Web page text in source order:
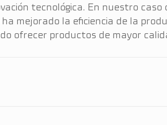
tecnológica. En nuestro caso
mejorado la eficiencia de la
ofrecer productos de mayor